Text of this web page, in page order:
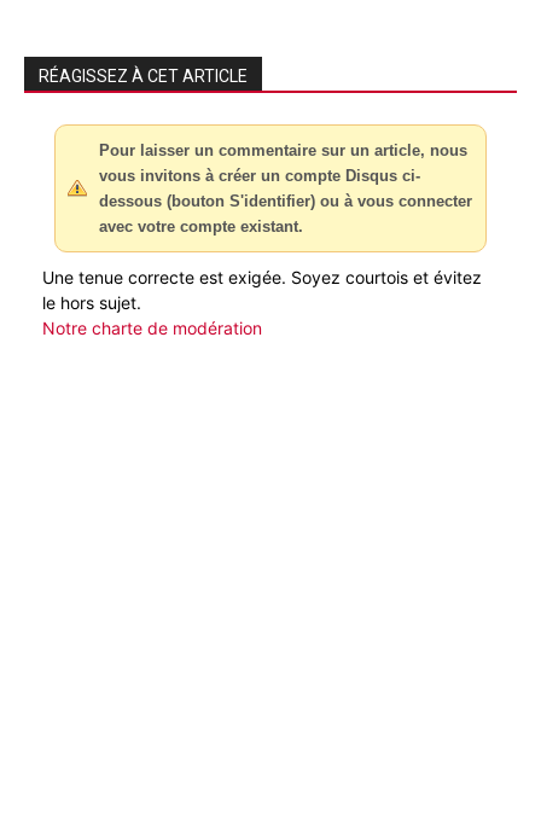
RÉAGISSEZ À CET ARTICLE
Pour laisser un commentaire sur un article, nous
vous invitons à créer un compte Disqus ci-
dessous (bouton S'identifier) ou à vous connecter
avec votre compte existant.
Une tenue correcte est exigée. Soyez courtois et évitez
le hors sujet.
Notre charte de modération